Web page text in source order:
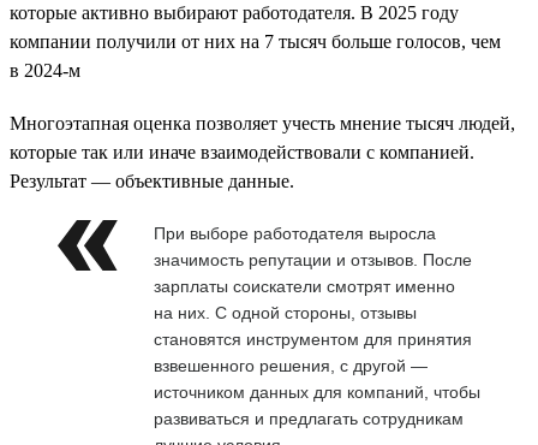
которые активно выбирают работодателя. В 2025 году
компании получили от них на 7 тысяч больше голосов, чем
в 2024-м
Многоэтапная оценка позволяет учесть мнение тысяч людей,
которые так или иначе взаимодействовали с компанией.
Результат — объективные данные.
При выборе работодателя выросла
значимость репутации и отзывов. После
зарплаты соискатели смотрят именно
на них. С одной стороны, отзывы
становятся инструментом для принятия
взвешенного решения, с другой —
источником данных для компаний, чтобы
развиваться и предлагать сотрудникам